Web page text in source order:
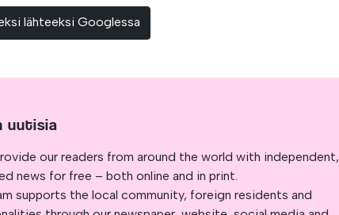
lähteeksi Googlessa
uutisia
our readers from around the world with independent,
news for free – both online and in print.
supports the local community, foreign residents and